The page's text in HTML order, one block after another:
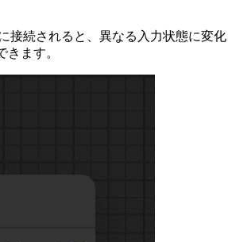
接続されると、異なる入力状態に変
ます。